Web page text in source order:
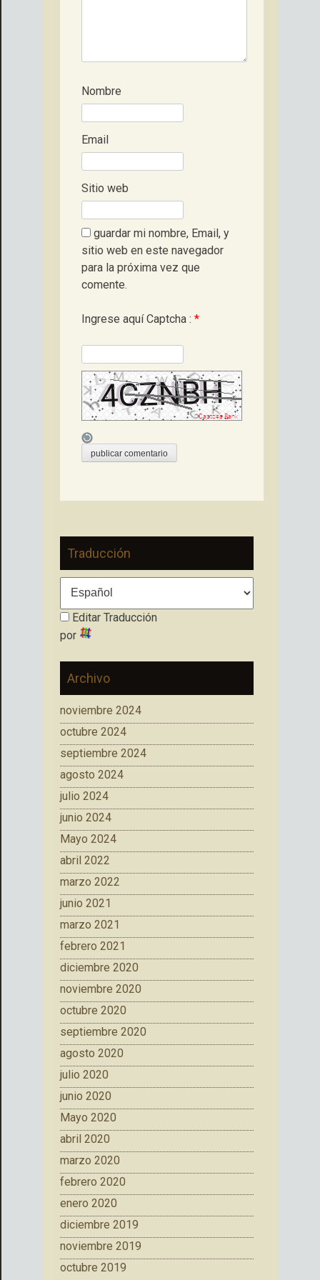
Nombre
Email
Sitio web
guardar mi nombre, Email, y
sitio web en este navegador
para la próxima vez que
comente.
Ingrese aquí Captcha : *
Traducción
Editar Traducción
por
Archivo
noviembre 2024
octubre 2024
septiembre 2024
agosto 2024
julio 2024
junio 2024
Mayo 2024
abril 2022
marzo 2022
junio 2021
marzo 2021
febrero 2021
diciembre 2020
noviembre 2020
octubre 2020
septiembre 2020
agosto 2020
julio 2020
junio 2020
Mayo 2020
abril 2020
marzo 2020
febrero 2020
enero 2020
diciembre 2019
noviembre 2019
octubre 2019